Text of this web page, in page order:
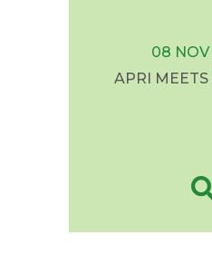
08
APRI